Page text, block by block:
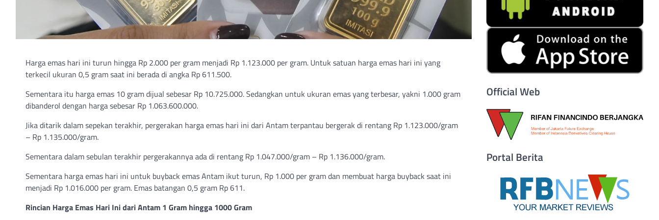
Harga emas hari ini turun hingga Rp 2.000 per gram menjadi Rp 1.123.000 per gram. Untuk satuan harga emas hari ini yang
terkecil ukuran 0,5 gram saat ini berada di angka Rp 611.500.
Sementara itu harga emas 10 gram dijual sebesar Rp 10.725.000. Sedangkan untuk ukuran emas yang terbesar, yakni 1.000 gram
dibanderol dengan harga sebesar Rp 1.063.600.000.
Jika ditarik dalam sepekan terakhir, pergerakan harga emas hari ini dari Antam terpantau bergerak di rentang Rp 1.123.000/gram
– Rp 1.135.000/gram.
Sementara dalam sebulan terakhir pergerakannya ada di rentang Rp 1.047.000/gram – Rp 1.136.000/gram.
Sementara harga emas hari ini untuk buyback emas Antam ikut turun, Rp 1.000 per gram dan membuat harga buyback saat ini
menjadi Rp 1.016.000 per gram. Emas batangan 0,5 gram Rp 611.
Rincian Harga Emas Hari Ini dari Antam 1 Gram hingga 1000 Gram
Official Web
Portal Berita